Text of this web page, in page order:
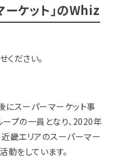
ケット」のWhiz
ださい。
にスーパーマーケット事
プの一員となり、2020年
畿エリアのスーパーマー
動をしています。